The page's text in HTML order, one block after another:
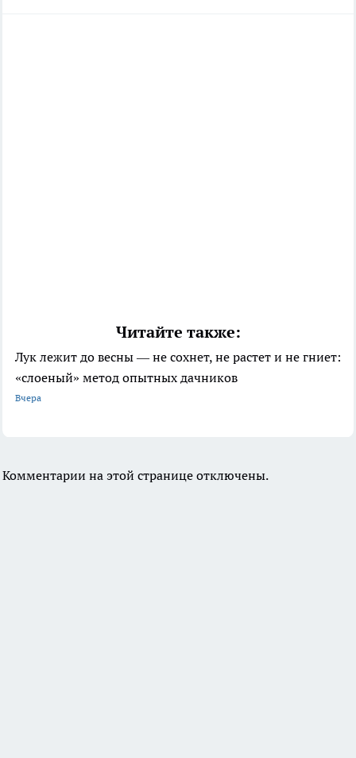
Читайте также:
Лук лежит до весны — не сохнет, не растет и не гниет:
«слоеный» метод опытных дачников
Вчера
Комментарии на этой странице отключены.